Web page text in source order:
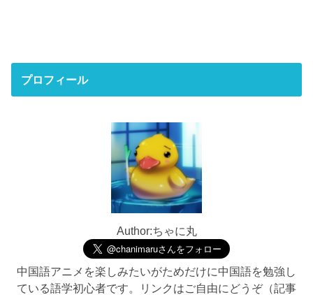
プロフィール
Author:ちゃに丸
中国語アニメを楽しみたいがためだけに中国語を勉強し
ている語学初心者です。リンクはご自由にどうぞ（記事